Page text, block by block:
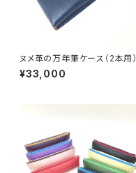
ヌメ革の万年筆ケース（2本用）
¥33,000